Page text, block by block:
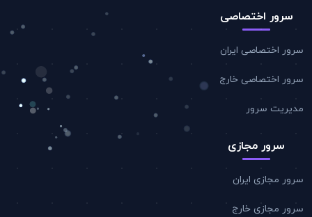
سرور اختصاصی
اختصاصی ایران
اختصاصی خارج
سرور
سرور مجازی
مجازی ایران
مجازی خارج